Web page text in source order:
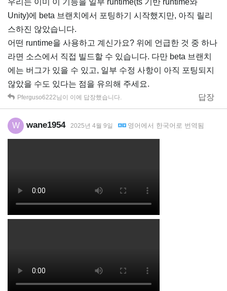
Unity)에 beta 브랜치에서 포팅하기 시작했지만, 아직 릴리
스하진 않았습니다.
어떤 runtime을 사용하고 계신가요? 위에 언급한 것 중 하나
라면 소스에서 직접 빌드할 수 있습니다. 다만 beta 브랜치
에는 버그가 있을 수 있고, 일부 수정 사항이 아직 포팅되지
않았을 수도 있다는 점을 유의해 주세요.
답장
Pferguso6222님이 이에 답장했습니다.
W wane1954 2025년 4월 9일 영어 에서 한국어 로 번역됨